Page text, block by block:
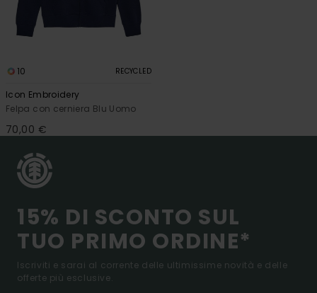
10 RECYCLED
Icon Embroidery
Felpa con cerniera Blu Uomo
70,00 €
15% DI SCONTO SUL
TUO PRIMO ORDINE*
Iscriviti e sarai al corrente delle ultimissime novità e delle
offerte più esclusive.